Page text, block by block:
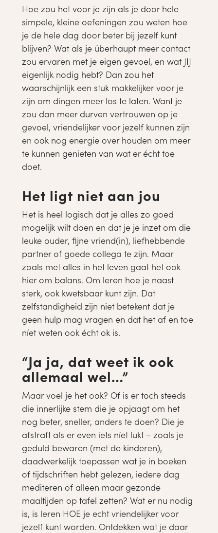
Hoe zou het voor je zijn als je door hele
simpele, kleine oefeningen zou weten hoe
je de hele dag door beter bij jezelf kunt
blijven? Wat als je überhaupt meer contact
zou ervaren met je eigen gevoel, en wat JIJ
eigenlijk nodig hebt? Dan zou het
waarschijnlijk een stuk makkelijker voor je
zijn om dingen meer los te laten. Want je
zou dan meer durven vertrouwen op je
gevoel, vriendelijker voor jezelf kunnen zijn
en ook nog energie over houden om meer
te kunnen genieten van wat er écht toe
doet.
Het ligt niet aan jou
Het is heel logisch dat je alles zo goed
mogelijk wilt doen en dat je je inzet om die
leuke ouder, fijne vriend(in), liefhebbende
partner of goede collega te zijn. Maar
zoals met alles in het leven gaat het ook
hier om balans. Om leren hoe je naast
sterk, ook kwetsbaar kunt zijn. Dat
zelfstandigheid zijn niet betekent dat je
geen hulp mag vragen en dat het af en toe
níet weten ook écht ok is.
“Ja ja, dat weet ik ook
allemaal wel…”
Maar voel je het ook? Of is er toch steeds
die innerlijke stem die je opjaagt om het
nog beter, sneller, anders te doen? Die je
afstraft als er even iets níet lukt – zoals je
geduld bewaren (met de kinderen),
daadwerkelijk toepassen wat je in boeken
of tijdschriften hebt gelezen, iedere dag
mediteren of alleen maar gezonde
maaltijden op tafel zetten? Wat er nu nodig
is, is leren HOE je echt vriendelijker voor
jezelf kunt worden. Ontdekken wat je daar